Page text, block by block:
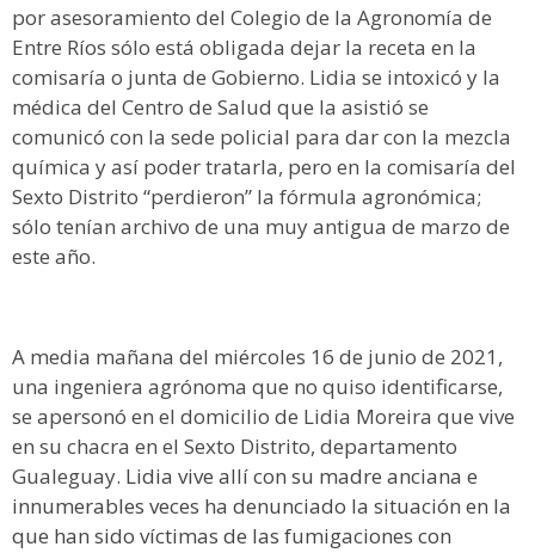
por asesoramiento del Colegio de la Agronomía de
Entre Ríos sólo está obligada dejar la receta en la
comisaría o junta de Gobierno. Lidia se intoxicó y la
médica del Centro de Salud que la asistió se
comunicó con la sede policial para dar con la mezcla
química y así poder tratarla, pero en la comisaría del
Sexto Distrito “perdieron” la fórmula agronómica;
sólo tenían archivo de una muy antigua de marzo de
este año.
A media mañana del miércoles 16 de junio de 2021,
una ingeniera agrónoma que no quiso identificarse,
se apersonó en el domicilio de Lidia Moreira que vive
en su chacra en el Sexto Distrito, departamento
Gualeguay. Lidia vive allí con su madre anciana e
innumerables veces ha denunciado la situación en la
que han sido víctimas de las fumigaciones con